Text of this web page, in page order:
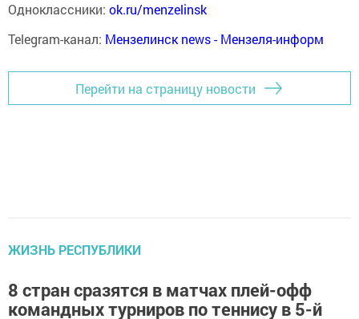
Одноклассники: ok.ru/menzelinsk
Telegram-канал: Мензелинск news - Мензеля-информ
Перейти на страницу новости
ЖИЗНЬ РЕСПУБЛИКИ
8 стран сразятся в матчах плей-офф
командных турниров по теннису в 5-й